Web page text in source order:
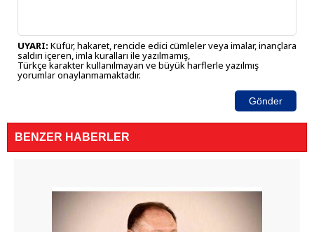
UYARI: Küfür, hakaret, rencide edici cümleler veya imalar, inançlara
saldırı içeren, imla kuralları ile yazılmamış,
Türkçe karakter kullanılmayan ve büyük harflerle yazılmış
yorumlar onaylanmamaktadır.
Gönder
BENZER HABERLER